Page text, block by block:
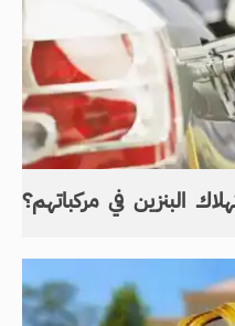
البنزين في مركباتهم؟